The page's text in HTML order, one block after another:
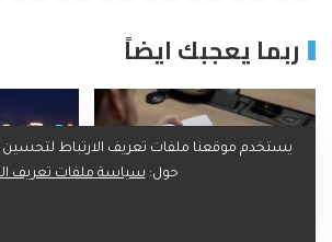
ربما يعجبك ايضاً
يستخدم موقعنا ملفات تعريف الارتباط لتحسين
حول:سياسة ملفات تعريف